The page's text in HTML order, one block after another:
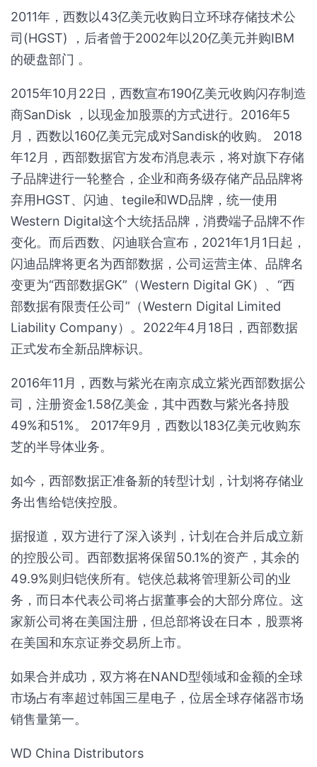
2011年，西数以43亿美元收购日立环球存储技术公
司(HGST) ，后者曾于2002年以20亿美元并购IBM
的硬盘部门 。
2015年10月22日，西数宣布190亿美元收购闪存制造
商SanDisk ，以现金加股票的方式进行。2016年5
月，西数以160亿美元完成对Sandisk的收购。 2018
年12月，西部数据官方发布消息表示，将对旗下存储
子品牌进行一轮整合，企业和商务级存储产品品牌将
弃用HGST、闪迪、tegile和WD品牌，统一使用
Western Digital这个大统括品牌，消费端子品牌不作
变化。而后西数、闪迪联合宣布，2021年1月1日起，
闪迪品牌将更名为西部数据，公司运营主体、品牌名
变更为“西部数据GK”（Western Digital GK）、“西
部数据有限责任公司”（Western Digital Limited
Liability Company）。2022年4月18日，西部数据
正式发布全新品牌标识。
2016年11月，西数与紫光在南京成立紫光西部数据公
司，注册资金1.58亿美金，其中西数与紫光各持股
49%和51%。 2017年9月，西数以183亿美元收购东
芝的半导体业务。
如今，西部数据正准备新的转型计划，计划将存储业
务出售给铠侠控股。
据报道，双方进行了深入谈判，计划在合并后成立新
的控股公司。西部数据将保留50.1%的资产，其余的
49.9%则归铠侠所有。铠侠总裁将管理新公司的业
务，而日本代表公司将占据董事会的大部分席位。这
家新公司将在美国注册，但总部将设在日本，股票将
在美国和东京证券交易所上市。
如果合并成功，双方将在NAND型领域和金额的全球
市场占有率超过韩国三星电子，位居全球存储器市场
销售量第一。
WD China Distributors